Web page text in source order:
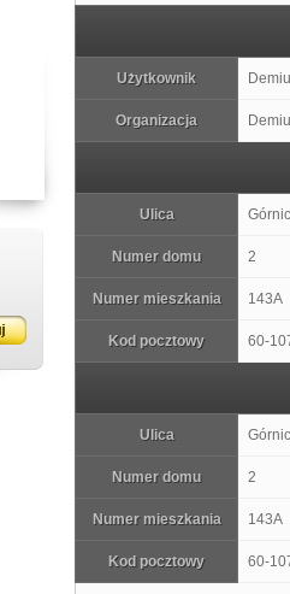
Użytkownik
Organizacja
Ulica
Numer domu 2
Numer mieszkania 143A
Kod pocztowy 60-
Ulica
Numer domu 2
Numer mieszkania 143A
Kod pocztowy 60-